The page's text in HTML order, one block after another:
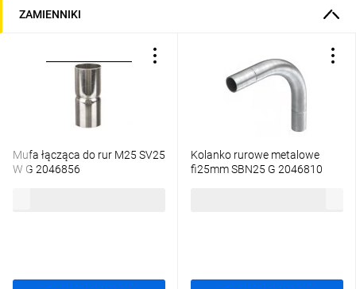
ZAMIENNIKI
Mufa łącząca do rur M25 SV25
W G 2046856
Kolanko rurowe metalowe
fi25mm SBN25 G 2046810